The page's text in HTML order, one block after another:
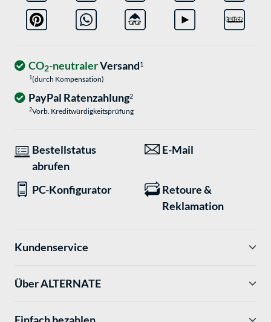
CO2-neutralerVersand1
1(durch Kompensation)
PayPal Ratenzahlung2
2Vorb. Kreditwürdigkeitsprüfung
Bestellstatus
abrufen
E-Mail
PC-Konfigurator
Retoure &
Reklamation
Kundenservice
Über ALTERNATE